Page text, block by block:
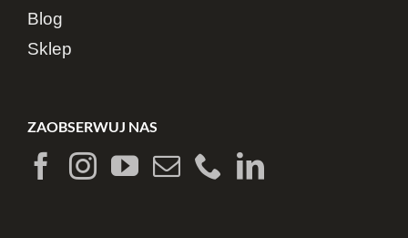
Blog
Sklep
ZAOBSERWUJ NAS